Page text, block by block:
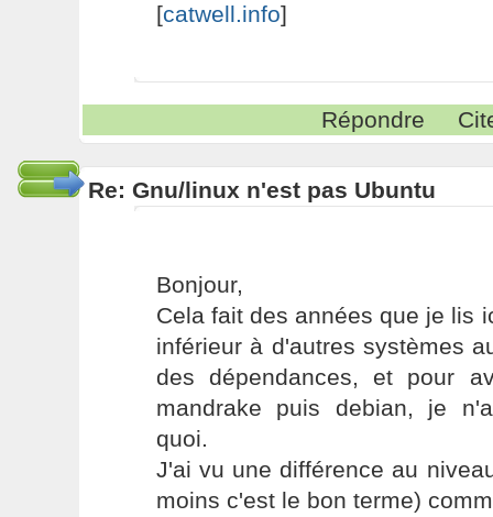
[catwell.info]
Répondre
Re: Gnu/linux n'est pas Ubuntu
Bonjour,
Cela fait des années que je lis
inférieur à d'autres systèmes
des dépendances, et pour
mandrake puis debian, je
quoi.
J'ai vu une différence au
moins c'est le bon terme)